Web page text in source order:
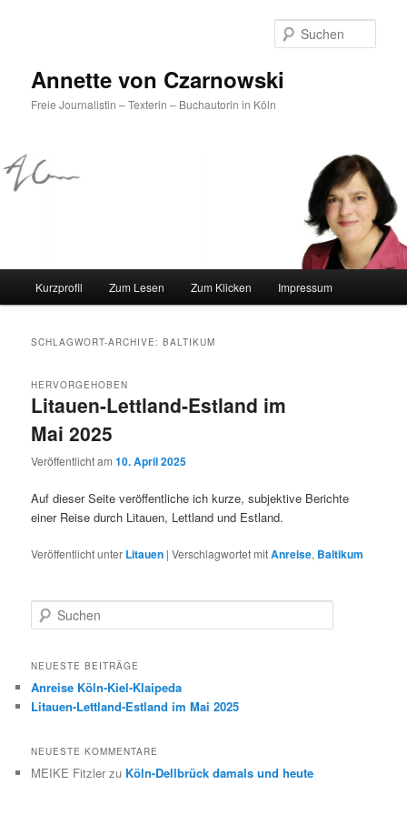
Annette von Czarnowski
Freie Journalistin – Texterin – Buchautorin in Köln
Zum
Zum
wechseln
Kurzprofil Zum Lesen Zum Klicken Impressum
SCHLAGWORT-ARCHIVE:BALTIKUM
Litauen-Lettland-Estland im
Mai 2025
HERVORGEHOBEN
Veröffentlicht am10. April 2025
Auf dieser Seite veröffentliche ich kurze, subjektive Berichte
einer Reise durch Litauen, Lettland und Estland.
Veröffentlicht unter Litauen |Verschlagwortet mitAnreise, Baltikum
u
h
n
NEUESTE BEITRÄGE
Anreise Köln-Kiel-Klaipeda
Litauen-Lettland-Estland im Mai 2025
NEUESTE KOMMENTARE
MEIKE Fitzler zu Köln-Dellbrück damals und heute